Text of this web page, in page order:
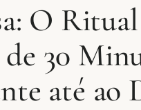
O
30
até ao